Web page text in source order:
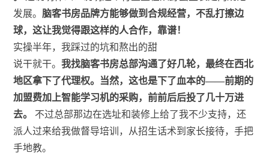
发展。脑客书房品牌方能够做到合规经营，不乱打擦边
球，这让我觉得跟这样的人合作，靠谱！
实操半年，我踩过的坑和熬出的甜
说干就干。我找脑客书房总部沟通了好几轮，最终在西北
地区拿下了代理权。当然，这也是下了血本的——前期的
加盟费加上智能学习机的采购，前前后后投了几十万进
去。
不过总部那边在选址和装修上给了我不少支持，还
派人过来给我做督导培训，从招生话术到家长接待，手把
手地教。